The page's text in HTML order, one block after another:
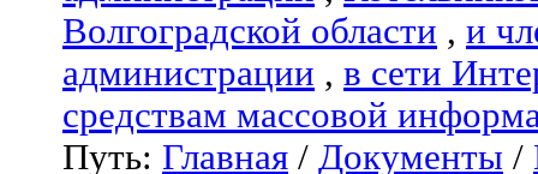
Волгоградской области , и
администрации , в сети
средствам массовой
Путь: Главная / Документы /